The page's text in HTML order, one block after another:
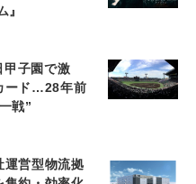
』
子園で激
ード…28年前
戦”
運営型物流拠